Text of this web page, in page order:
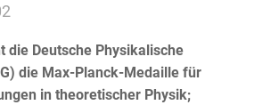
die Deutsche Physikalische
die Max-Planck-Medaille für
in theoretischer Physik;